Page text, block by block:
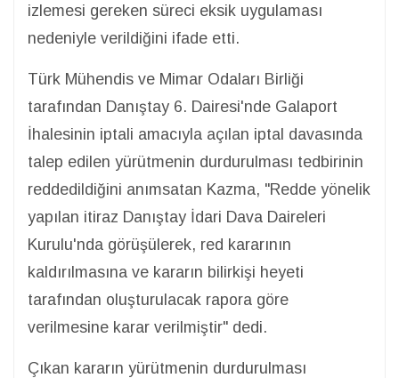
izlemesi gereken süreci eksik uygulaması
nedeniyle verildiğini ifade etti.
Türk Mühendis ve Mimar Odaları Birliği
tarafından Danıştay 6. Dairesi'nde Galaport
İhalesinin iptali amacıyla açılan iptal davasında
talep edilen yürütmenin durdurulması tedbirinin
reddedildiğini anımsatan Kazma, "Redde yönelik
yapılan itiraz Danıştay İdari Dava Daireleri
Kurulu'nda görüşülerek, red kararının
kaldırılmasına ve kararın bilirkişi heyeti
tarafından oluşturulacak rapora göre
verilmesine karar verilmiştir" dedi.
Çıkan kararın yürütmenin durdurulması